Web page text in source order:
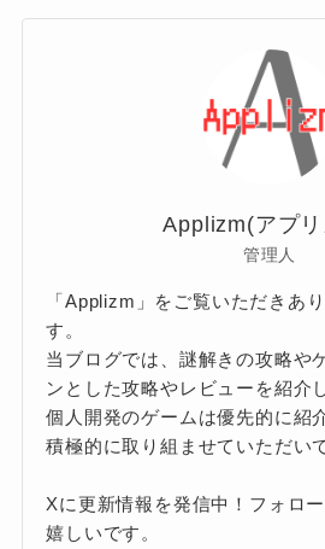
Applizm(アプ
管理人
「Applizm」をご覧いただきあ
す。
当ブログでは、謎解きの攻略や
ンとした攻略やレビューを紹介
個人開発のゲームは優先的に紹
積極的に取り組ませていただい
Xに更新情報を発信中！フォロ
嬉しいです。